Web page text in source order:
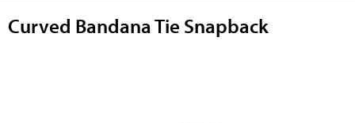
Curved Bandana Tie Snapback